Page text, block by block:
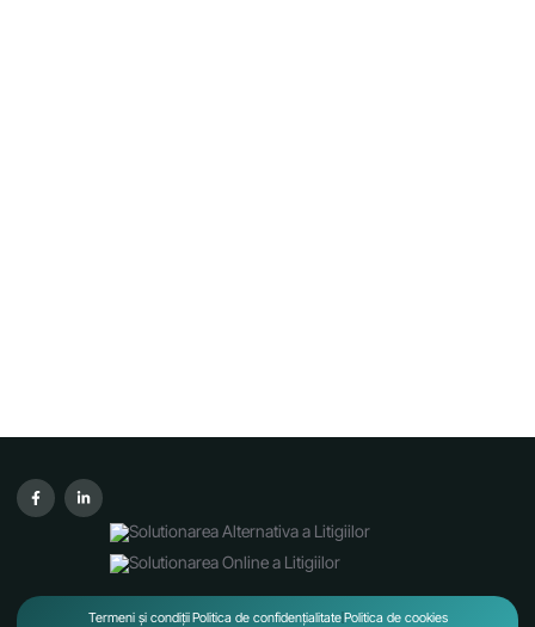
Termeni și condițiiPolitica de confidențialitatePolitica de cookies